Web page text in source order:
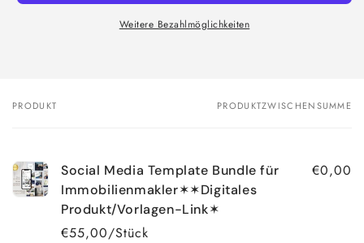
Weitere Bezahlmöglichkeiten
Dein
PRODUKT PRODUKTZWISCHENSUMME
Social Media Template Bundle für
Immobilienmakler✶✶Digitales
Produkt/Vorlagen-Link✶
€55,00/Stück
€0,00